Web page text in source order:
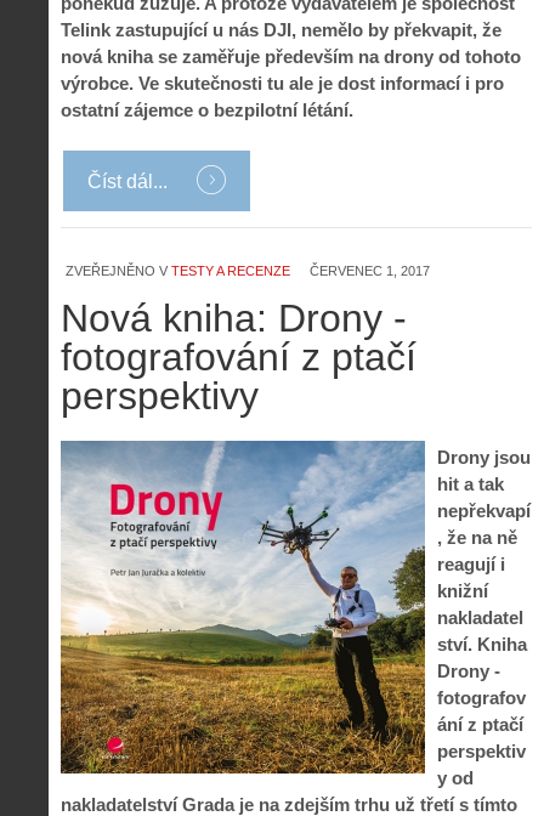
Telink zastupující u nás DJI, nemělo by překvapit, že
nová kniha se zaměřuje především na drony od tohoto
výrobce. Ve skutečnosti tu ale je dost informací i pro
ostatní zájemce o bezpilotní létání.
Číst dál...
ZVEŘEJNĚNO V TESTY A RECENZE ČERVENEC 1, 2017
Nová kniha: Drony -
fotografování z ptačí
perspektivy
Drony jsou
hit a tak
nepřekvapí
, že na ně
reagují i
knižní
nakladatel
ství. Kniha
Drony -
fotografov
ání z ptačí
perspektiv
y od
nakladatelství Grada je na zdejším trhu už třetí s tímto